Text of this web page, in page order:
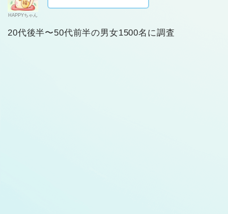
HAPPYちゃん
20代後半〜50代前半の男女1500名に調査